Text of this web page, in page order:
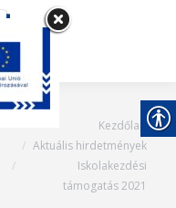
Kezdőlap
Aktuális hirdetmények
Iskolakezdési
támogatás 2021